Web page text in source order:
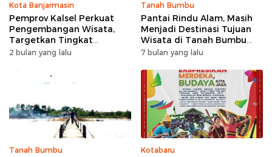
Kota Banjarmasin
Pemprov Kalsel Perkuat
Pengembangan Wisata,
Targetkan Tingkat
Kunjungan Naik 5 Persen di
2 bulan yang lalu
Tanah Bumbu
Pantai Rindu Alam, Masih
Menjadi Destinasi Tujuan
Wisata di Tanah Bumbu
dengan Rindangnya Pohon
7 bulan yang lalu
Tanah Bumbu Kotabaru